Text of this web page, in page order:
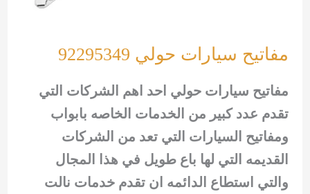
مفاتيح سيارات حولي 92295349
مفاتيح سيارات حولي احد اهم الشركات التي
تقدم عدد كبير من الخدمات الخاصه بابواب
ومفاتيح السيارات التي تعد من الشركات
القديمه التي لها باع طويل في هذا المجال
والتي استطاع الدائمه ان تقدم خدمات نالت